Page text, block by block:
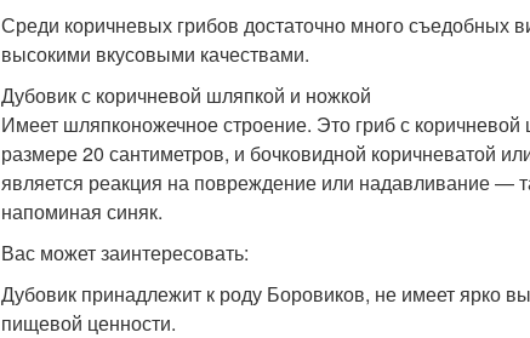
Среди коричневых грибов достаточно много съедобных
высокими вкусовыми качествами.
Дубовик с коричневой шляпкой и ножкой
Имеет шляпконожечное строение. Это гриб с
размере 20 сантиметров, и бочковидной коричневатой
является реакция на повреждение или надавливание —
напоминая синяк.
Вас может заинтересовать:
Дубовик принадлежит к роду Боровиков, не имеет ярко
пищевой ценности.